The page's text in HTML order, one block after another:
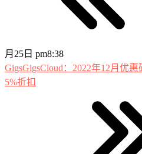
月25日 pm8:38
GigsGigsCloud：2022年12月优
5%折扣